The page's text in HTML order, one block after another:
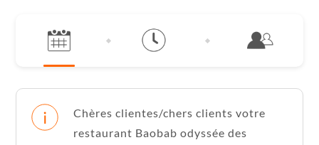
Chères clientes/chers clients votre
restaurant Baobab odyssée des